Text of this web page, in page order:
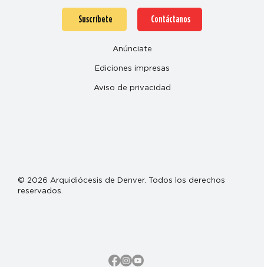
Suscríbete Contáctanos
Anúnciate
Ediciones impresas
Aviso de privacidad
© 2026 Arquidiócesis de Denver. Todos los derechos
reservados.